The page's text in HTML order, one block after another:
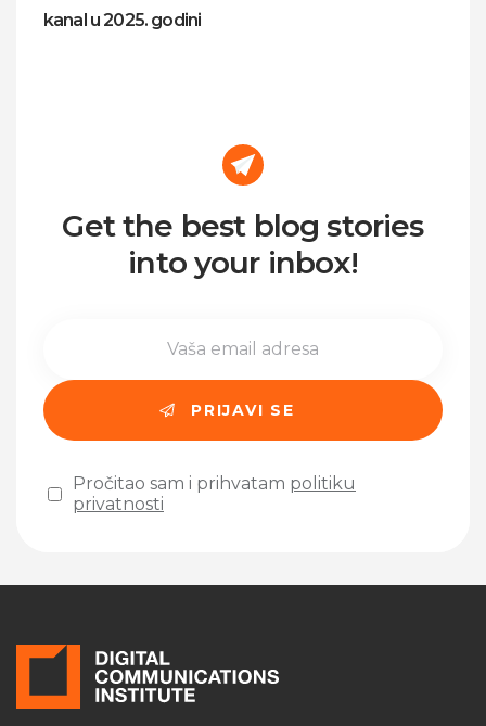
kanal u 2025. godini
Get the best blog stories
into your inbox!
Pročitao sam i prihvatam politiku
privatnosti